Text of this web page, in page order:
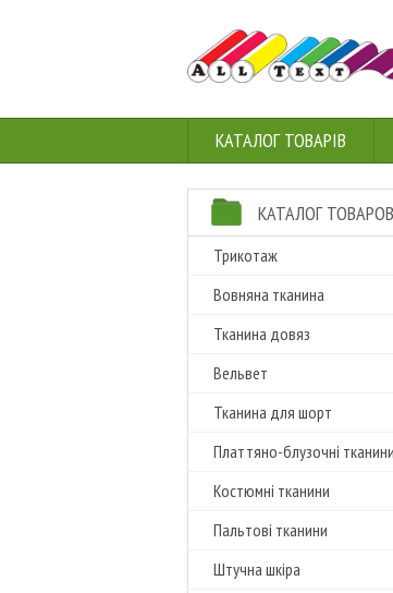
КАТАЛОГ ТОВАРІВ
КАТАЛОГ ТОВАРОВ
Трикотаж
Вовняна тканина
Тканина довяз
Вельвет
Тканина для шорт
Платтяно-блузочні тканини
Костюмні тканини
Пальтові тканини
Штучна шкіра